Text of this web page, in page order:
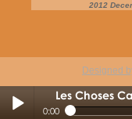
2012
Les Choses
0:00
Designed